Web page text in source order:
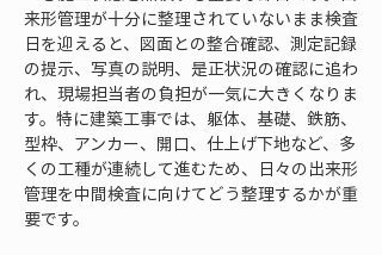
来形管理が十分に整理されていないまま検査
日を迎えると、図面との整合確認、測定記録
の提示、写真の説明、是正状況の確認に追わ
れ、現場担当者の負担が一気に大きくなりま
す。特に建築工事では、躯体、基礎、鉄筋、
型枠、アンカー、開口、仕上げ下地など、多
くの工種が連続して進むため、日々の出来形
管理を中間検査に向けてどう整理するかが重
要です。